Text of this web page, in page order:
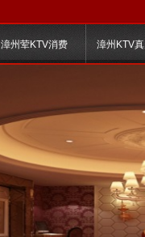
漳州荤KTV消费 漳州KTV